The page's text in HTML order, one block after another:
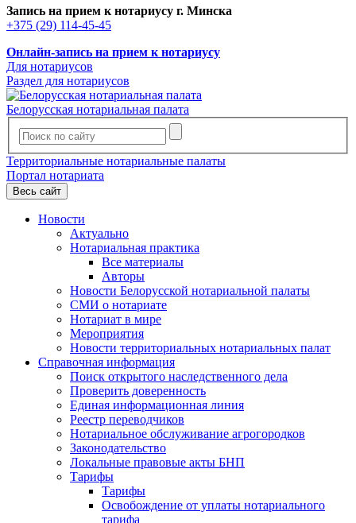
Запись на прием к нотариусу г. Минска
+375 (29) 114-45-45
Онлайн-запись на прием к нотариусу
Для нотариусов
Раздел для нотариусов
Белорусская нотариальная палата
Территориальные нотариальные палаты
Портал нотариата
Весь сайт
Новости
Актуально
Нотариальная практика
Все материалы
Авторы
Новости Белорусской нотариальной палаты
СМИ о нотариате
Нотариат в мире
Мероприятия
Новости территориальных нотариальных палат
Справочная информация
Поиск открытого наследственного дела
Проверить доверенность
Единая информационная линия
Реестр переводчиков
Нотариальное обслуживание агрогородков
Законодательство
Локальные правовые акты БНП
Тарифы
Тарифы
Освобождение от уплаты нотариального
тарифа